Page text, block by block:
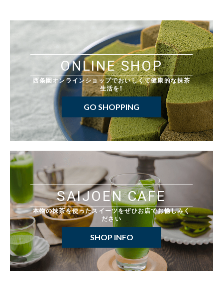
ONLINE SHOP
西条園オンラインショップでおいしくて健康的な抹茶
生活を！
GO SHOPPING
SAIJOEN CAFE
本物の抹茶を使ったスイーツをぜひお店でお愉しみく
ださい
SHOP INFO